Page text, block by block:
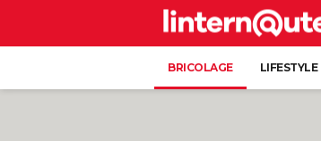
BRICOLAGE LIFESTYLE